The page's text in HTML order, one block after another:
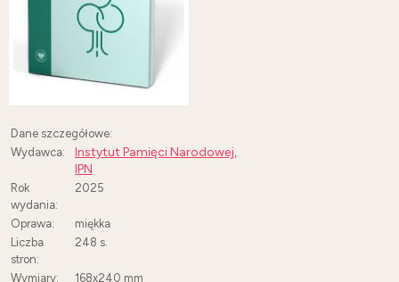
Dane szczegółowe:
Wydawca:
Instytut Pamięci Narodowej,
IPN
Rok
wydania:
2025
Oprawa:
miękka
Liczba
stron:
248 s.
Wymiary:
168x240 mm